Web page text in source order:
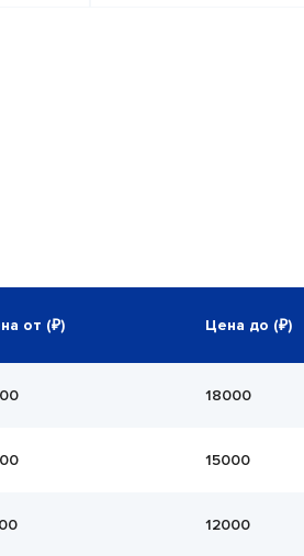
от (₽) Цена до (₽)
18000
15000
12000